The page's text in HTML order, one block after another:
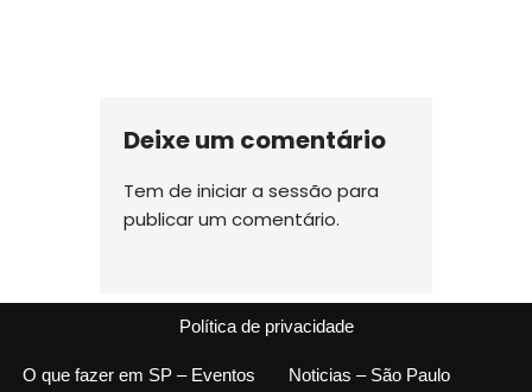
Deixe um comentário
Tem de iniciar a sessão para
publicar um comentário.
Política de privacidade
O que fazer em SP – Eventos
Noticias – São Paulo